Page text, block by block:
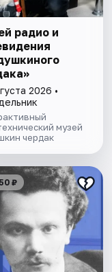
радио и
2026 •
музей
чердак
₽